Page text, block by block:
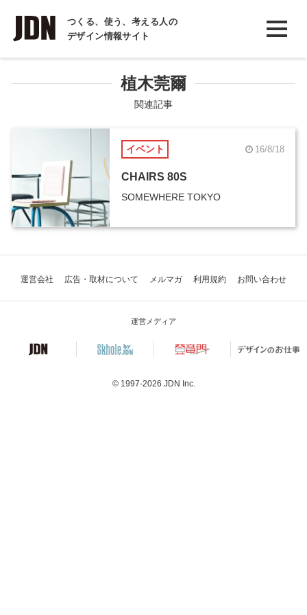
つくる、使う、考える人の
デザイン情報サイト
INTERVIEW
インタビュー
COLUMN
植木莞爾
関連記事
イベント 16/8/18
CHAIRS 80S
SOMEWHERE TOKYO
運営会社 広告・取材について メルマガ 利用規約 お問い合わせ
運営メディア
© 1997-2026 JDN Inc.